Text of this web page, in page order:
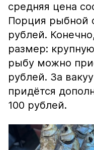
средняя цена
Порция рыбной
рублей.
размер:
рыбу можно
рублей. За
придётся
100 рублей.